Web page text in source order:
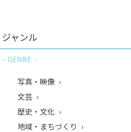
ジャンル
GENRE
写真・映像
文芸
歴史・文化
地域・まちづくり